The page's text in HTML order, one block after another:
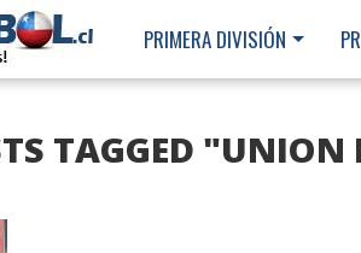
PRIMERA DIVISIÓN
TAGGED "UNION